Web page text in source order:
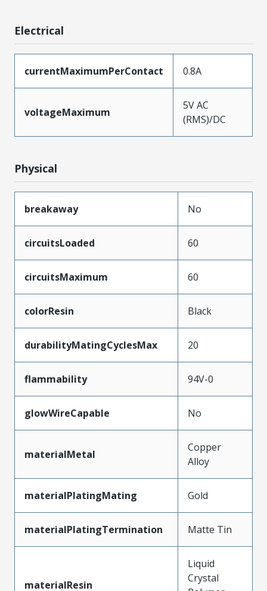
Electrical
currentMaximumPerContact 0.8A
voltageMaximum
5V AC
(RMS)/DC
Physical
breakaway No
circuitsLoaded 60
circuitsMaximum 60
colorResin Black
durabilityMatingCyclesMax 20
flammability 94V-0
glowWireCapable No
materialMetal
Copper
Alloy
materialPlatingMating Gold
materialPlatingTermination Matte Tin
materialResin
Liquid
Crystal